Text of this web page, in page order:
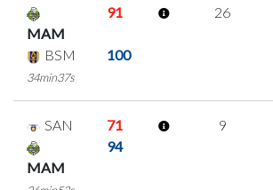
MAM
91
BSM 100
34min37s
26
SAN 71
MAM
94
9